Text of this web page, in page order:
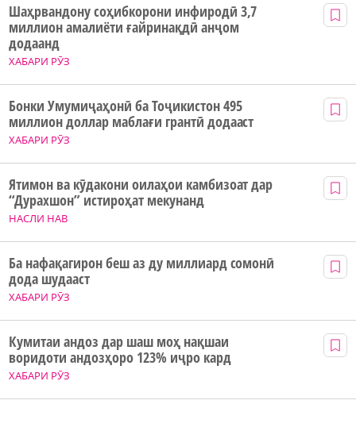
ХАБАРИ РӮЗ
Шаҳрвандону соҳибкорони инфиродӣ 3,7
миллион амалиёти ғайринақдӣ анҷом
додаанд
ХАБАРИ РӮЗ
Бонки Умумиҷаҳонӣ ба Тоҷикистон 495
миллион доллар маблағи грантӣ додааст
НАСЛИ НАВ
Ятимон ва кӯдакони оилаҳои камбизоат дар
“Дурахшон” истироҳат мекунанд
ХАБАРИ РӮЗ
Ба нафақагирон беш аз ду миллиард сомонӣ
дода шудааст
ХАБАРИ РӮЗ
Кумитаи андоз дар шаш моҳ нақшаи
воридоти андозҳоро 123% иҷро кард